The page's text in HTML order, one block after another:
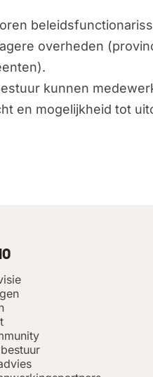
overheden
kunnen
en mogelijkheid tot